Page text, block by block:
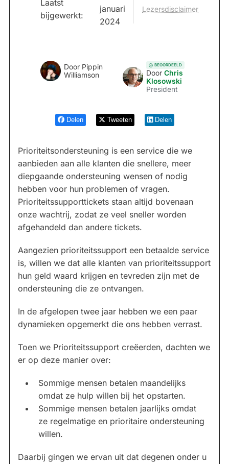
Laatst
bijgewerkt:
januari
2024
Lezersdisclaimer
Door Pippin
Williamson
BEOORDEELD
Door Chris
Klosowski
President
Delen Tweeten Delen
Prioriteitsondersteuning is een service die we
aanbieden aan alle klanten die snellere, meer
diepgaande ondersteuning wensen of nodig
hebben voor hun problemen of vragen.
Prioriteitssupporttickets staan altijd bovenaan
onze wachtrij, zodat ze veel sneller worden
afgehandeld dan andere tickets.
Aangezien prioriteitssupport een betaalde service
is, willen we dat alle klanten van prioriteitssupport
hun geld waard krijgen en tevreden zijn met de
ondersteuning die ze ontvangen.
In de afgelopen twee jaar hebben we een paar
dynamieken opgemerkt die ons hebben verrast.
Toen we Prioriteitssupport creëerden, dachten we
er op deze manier over:
Sommige mensen betalen maandelijks
omdat ze hulp willen bij het opstarten.
Sommige mensen betalen jaarlijks omdat
ze regelmatige en prioritaire ondersteuning
willen.
Daarbij gingen we ervan uit dat degenen onder u